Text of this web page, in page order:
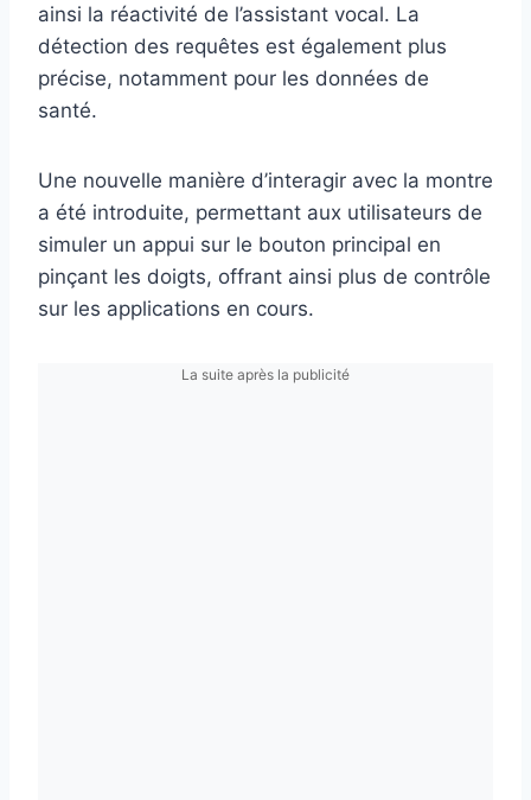
ainsi la réactivité de l’assistant vocal. La
détection des requêtes est également plus
précise, notamment pour les données de
santé.
Une nouvelle manière d’interagir avec la montre
a été introduite, permettant aux utilisateurs de
simuler un appui sur le bouton principal en
pinçant les doigts, offrant ainsi plus de contrôle
sur les applications en cours.
La suite après la publicité